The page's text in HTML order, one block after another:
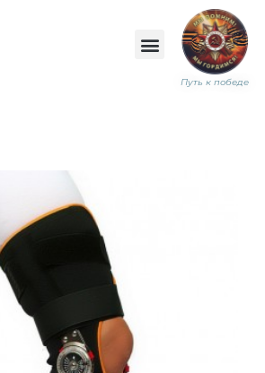
Путь к победе